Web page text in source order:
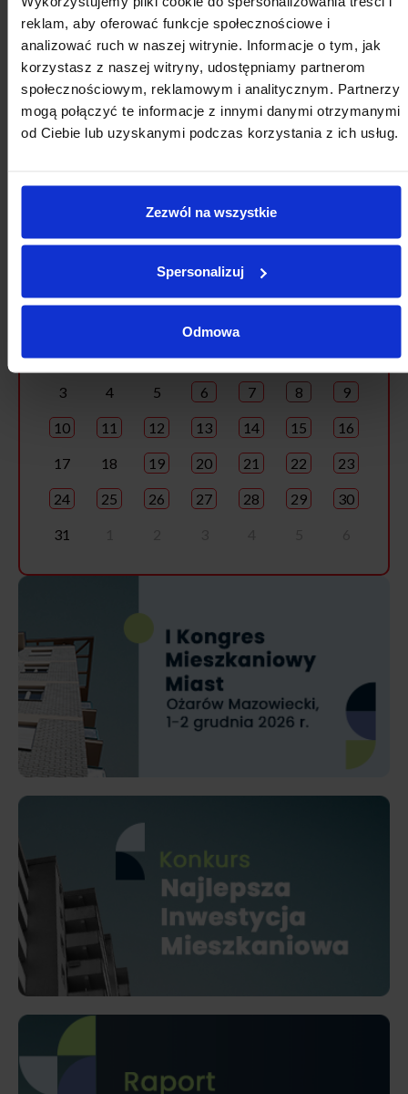
reklam, aby oferować funkcje społecznościowe i
analizować ruch w naszej witrynie. Informacje o tym, jak
korzystasz z naszej witryny, udostępniamy partnerom
społecznościowym, reklamowym i analitycznym. Partnerzy
mogą połączyć te informacje z innymi danymi otrzymanymi
od Ciebie lub uzyskanymi podczas korzystania z ich usług.
Zezwól na wszystkie
Spersonalizuj
Odmowa
SIERPNIA
2026
SIERPIEŃ
27
28 29 30 31 1 2
3 4 5 6 7 8 9
10 11 12 13 14 15 16
17 18 19 20 21 22 23
24 25 26 27 28 29 30
31